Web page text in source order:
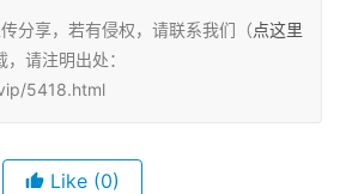
分享，若有侵权，请联系我们（点这里
请注明出处：
5418.html
Like (0)